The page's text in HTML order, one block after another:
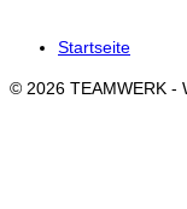
Startseite
© 2026 TEAMWERK -